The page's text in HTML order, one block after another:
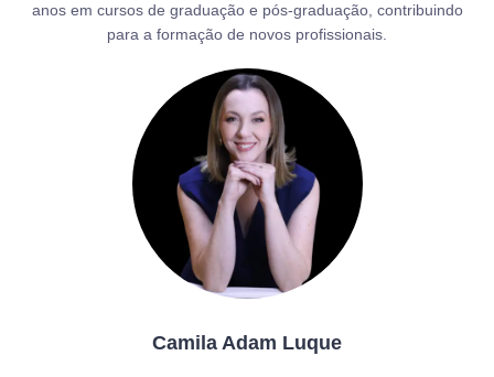
anos em cursos de graduação e pós-graduação, contribuindo
para a formação de novos profissionais.
Camila Adam Luque